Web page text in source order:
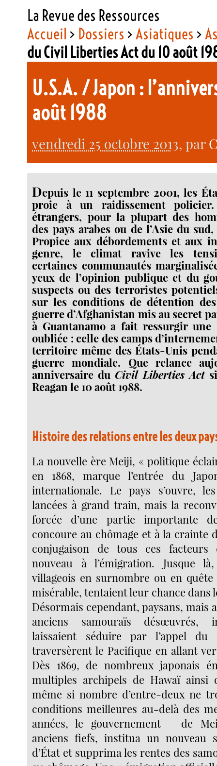
La Revue des Ressources
Accueil > Dossiers >Asiatiques >
du Civil Liberties Act du 10 août
U.S.A. / Japon :
août 1988
vendredi 25 octobre 2013, par
Depuis le 11 septembre 2001, les
proie à un raidissement
étrangers, pour la plupart des
des pays arabes ou de l’Asie du
Propice aux débordements et aux
genre, le climat ravive les
certaines communautés
yeux de l’opinion publique et du
suspects ou des terroristes
sur les conditions de détention
guerre d’Afghanistan mis au secret
à Guantanamo a fait ressurgir
oubliée : celle des camps
territoire même des États-Unis
guerre mondiale. Que relance
anniversaire du Civil Liberties Act
Reagan le 10 août 1988.
Histoire des relations entre les deux
La nouvelle ère Meiji, « politique
en 1868, marque l’entrée du
internationale. Le pays s’ouvre,
lancées à grand train, mais la
forcée d’une partie importante
concoure au chômage et à la crainte
conjugaison de tous ces
nouveau à l’émigration. Jusque
villageois en surnombre ou en quête
misérable, tentaient leur chance dans
Désormais cependant, paysans, mais
anciens samouraïs désœuvrés,
laissaient séduire par l’appel
traversèrent le Pacifique en allant
Dès 1869, de nombreux japonais
multiples archipels de Hawaï ainsi
même si nombre d’entre-deux ne
conditions meilleures au-delà des
années, le gouvernement de
anciens fiefs, institua un nouveau
d’État et supprima les rentes des